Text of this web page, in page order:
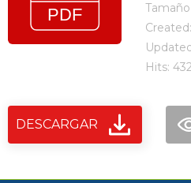
Hits:
DESCARGAR